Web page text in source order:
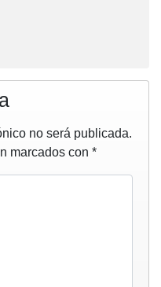
no será publicada.
marcados con *